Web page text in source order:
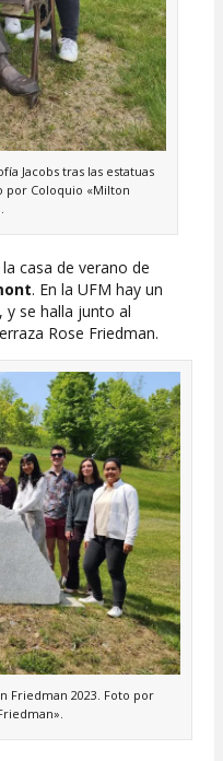
Jacobs tras las estatuas
por Coloquio «Milton
casa de verano de
. En la UFM hay un
y se halla junto al
Rose Friedman.
Friedman 2023. Foto por